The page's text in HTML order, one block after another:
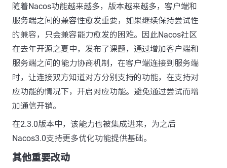
随着Nacos功能越来越多，版本越来越多，客户端和
服务端之间的兼容性愈发重要，如果继续保持尝试性
的兼容，只会兼容能力愈发的困难。因此Nacos社区
在去年开源之夏中，发布了课题，通过增加客户端和
服务端之间的能力协商机制，在客户端连接到服务端
时，让连接双方知道对方分别支持的功能，在支持对
应功能的情况下，开启对应功能。避免通过尝试而增
加通信开销。
在2.3.0版本中，该能力也被集成进来，为之后
Nacos3.0支持更多优化功能提供基础。
其他重要改动